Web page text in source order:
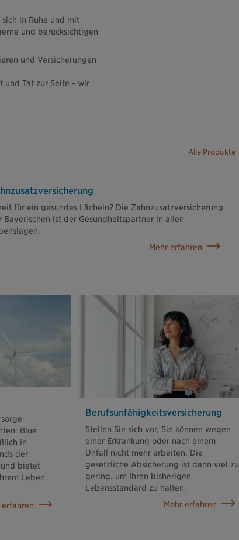
in Ruhe und mit
und berücksichtigen
und Versicherungen
und Tat zur Seite - wir
Alle Produkte
für ein gesundes Lächeln? Die Zahnzusatzversicherung
Bayerischen ist der Gesundheitspartner in allen
Mehr erfahren
Blue
in
der
bietet
Leben
erfahren
Berufsunfähigkeits­versicherung
Stellen Sie sich vor, Sie können wegen
einer Erkrankung oder nach einem
Unfall nicht mehr arbeiten. Die
gesetzliche Absicherung ist dann viel zu
gering, um Ihren bisherigen
Lebensstandard zu halten.
Mehr erfahren